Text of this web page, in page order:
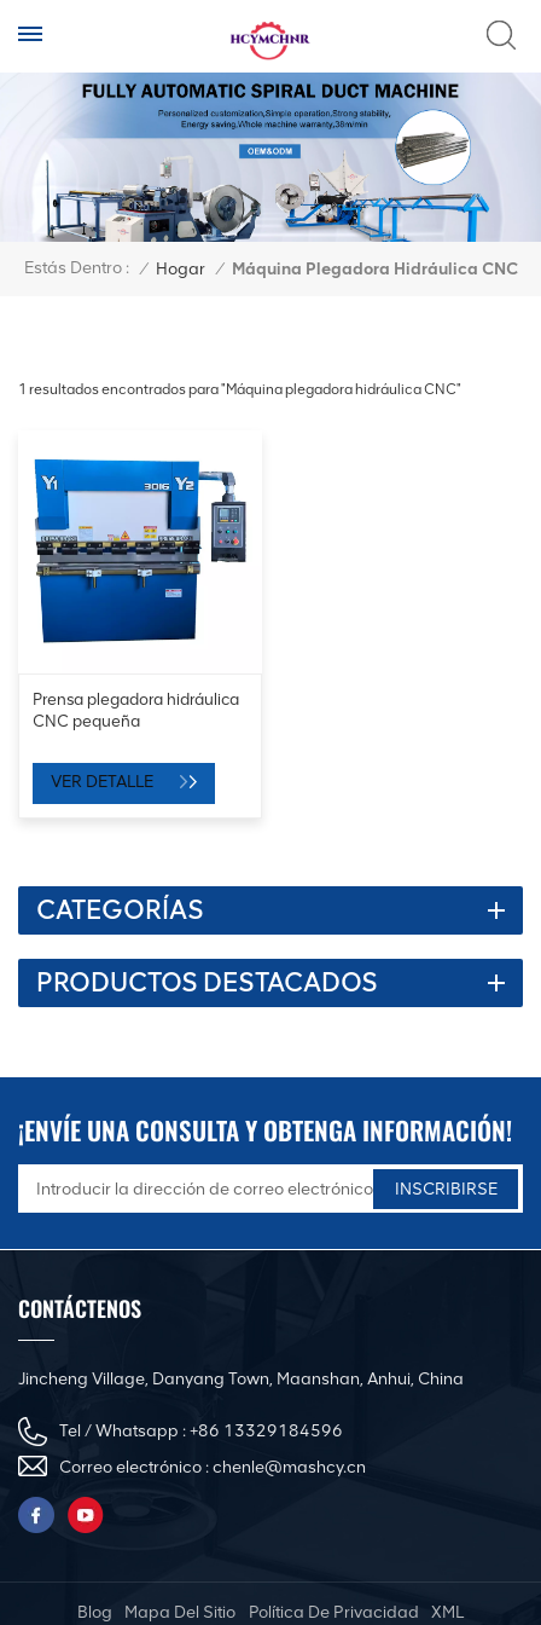
Estás Dentro : / Hogar / Máquina Plegadora Hidráulica CNC
1 resultados encontrados para "Máquina plegadora hidráulica CNC"
Prensa plegadora hidráulica
CNC pequeña
VER DETALLE
CATEGORÍAS
PRODUCTOS DESTACADOS
¡ENVÍE UNA CONSULTA Y OBTENGA INFORMACIÓN!
CONTÁCTENOS
Jincheng Village, Danyang Town, Maanshan, Anhui, China
Tel / Whatsapp :+86 13329184596
Correo electrónico :chenle@mashcy.cn
Blog Mapa Del Sitio Política De Privacidad XML